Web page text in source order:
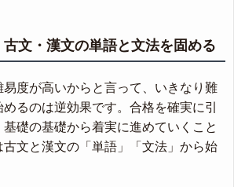
古文・漢文の単語と文法を固める
度が高いからと言って、いきなり難
るのは逆効果です。合格を確実に引
礎の基礎から着実に進めていくこと
文と漢文の「単語」「文法」から始